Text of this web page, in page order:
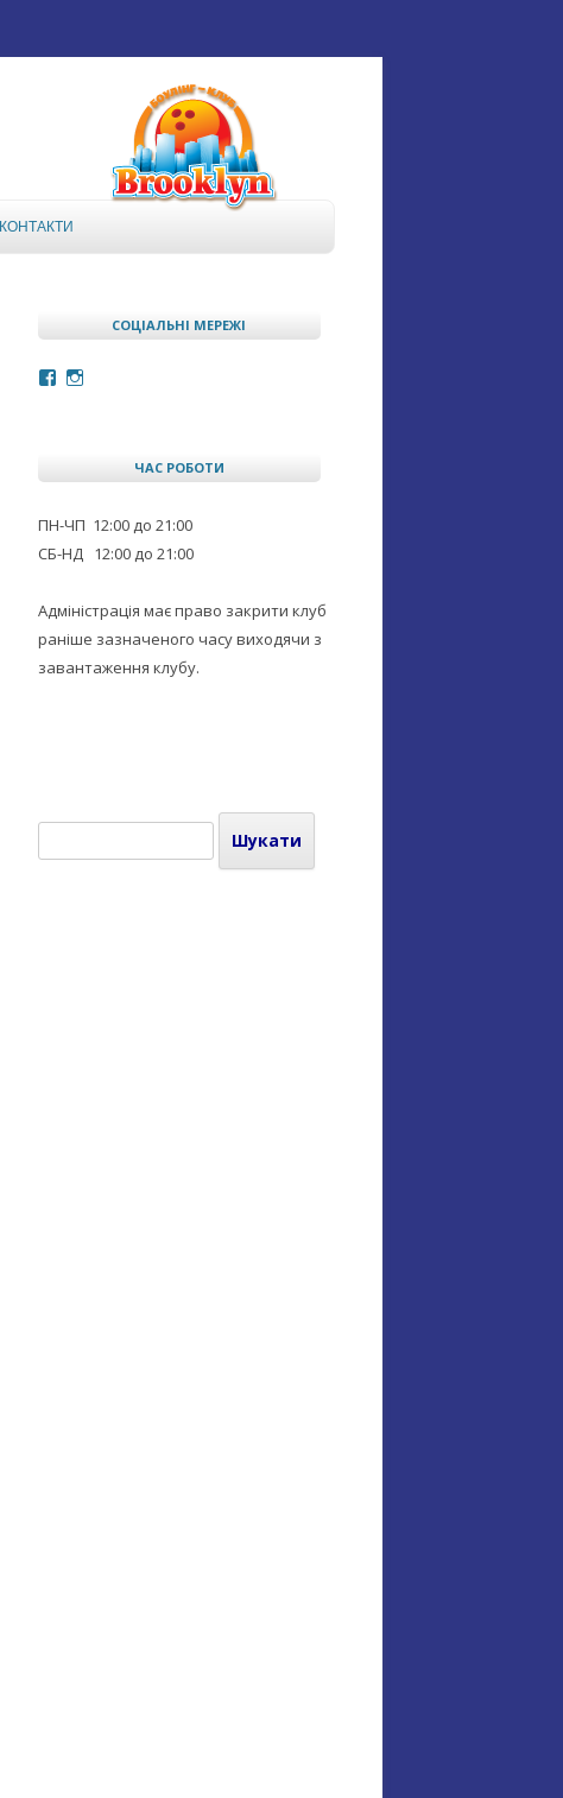
КОНТАКТИ
СОЦІАЛЬНІ МЕРЕЖІ
Facebook
Instagram
ЧАС РОБОТИ
ПН-ЧП 12:00 до 21:00
СБ-НД 12:00 до 21:00
Адміністрація має право закрити клуб
раніше зазначеного часу виходячи з
завантаження клубу.
Пошук: